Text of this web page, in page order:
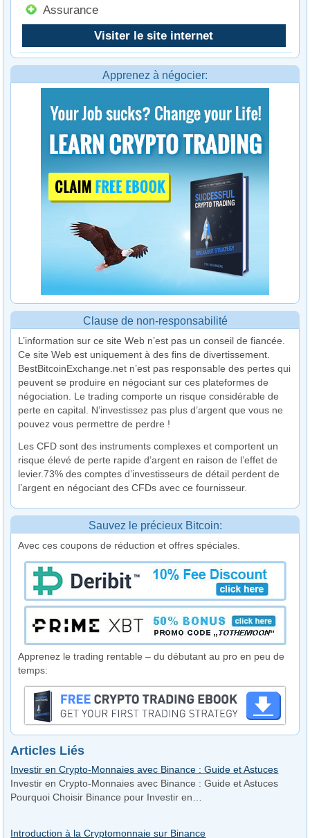
Assurance
Visiter le site internet
Apprenez à négocier:
Clause de non-responsabilité
L’information sur ce site Web n’est pas un conseil de fiancée.
Ce site Web est uniquement à des fins de divertissement.
BestBitcoinExchange.net n’est pas responsable des pertes qui
peuvent se produire en négociant sur ces plateformes de
négociation. Le trading comporte un risque considérable de
perte en capital. N’investissez pas plus d’argent que vous ne
pouvez vous permettre de perdre !
Les CFD sont des instruments complexes et comportent un
risque élevé de perte rapide d’argent en raison de l’effet de
levier.73% des comptes d’investisseurs de détail perdent de
l’argent en négociant des CFDs avec ce fournisseur.
Sauvez le précieux Bitcoin:
Avec ces coupons de réduction et offres spéciales.
Apprenez le trading rentable – du débutant au pro en peu de
temps:
Articles Liés
Investir en Crypto-Monnaies avec Binance : Guide et Astuces
Investir en Crypto-Monnaies avec Binance : Guide et Astuces
Pourquoi Choisir Binance pour Investir en…
Introduction à la Cryptomonnaie sur Binance